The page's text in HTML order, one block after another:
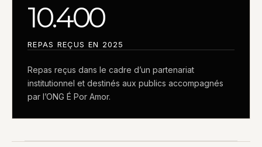
10.400
REPAS REÇUS EN 2025
Repas reçus dans le cadre d’un partenariat
institutionnel et destinés aux publics accompagnés
par l’ONG É Por Amor.